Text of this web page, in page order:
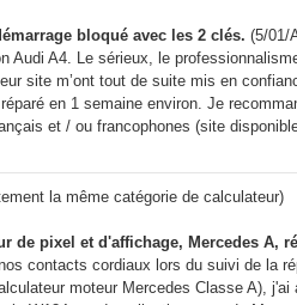
bloqué avec les 2 clés. (5/01/
Audi A4. Le sérieux, le
site m’ont tout de suite mis en
en 1 semaine environ. Je
et / ou francophones (site
la même catégorie de calculateur)
de pixel et d'affichage, Mercedes A,
contacts cordiaux lors du suivi de la
moteur Mercedes Classe A), j'ai